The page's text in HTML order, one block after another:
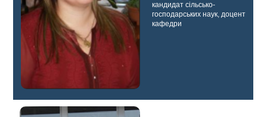
кандидат сільсько-
господарських наук, доцент
кафедри